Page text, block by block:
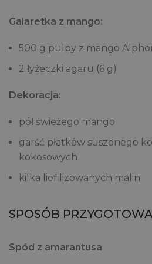
Galaretka z mango:
500 g pulpy z mango
2 łyżeczki agaru (6 g)
Dekoracja:
pół świeżego mango
garść płatków suszonego
kokosowych
kilka liofilizowanych malin
SPOSÓB
Spód z amarantusa